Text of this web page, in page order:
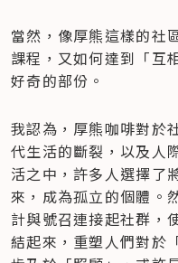
當然，像厚熊這樣的社
課程，又如何達到「互
好奇的部份。
我認為，厚熊咖啡對於
代生活的斷裂，以及人
活之中，許多人選擇了
來，成為孤立的個體。
計與號召連接起社群，
結起來，重塑人們對於